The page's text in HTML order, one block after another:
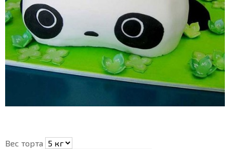
Вес торта